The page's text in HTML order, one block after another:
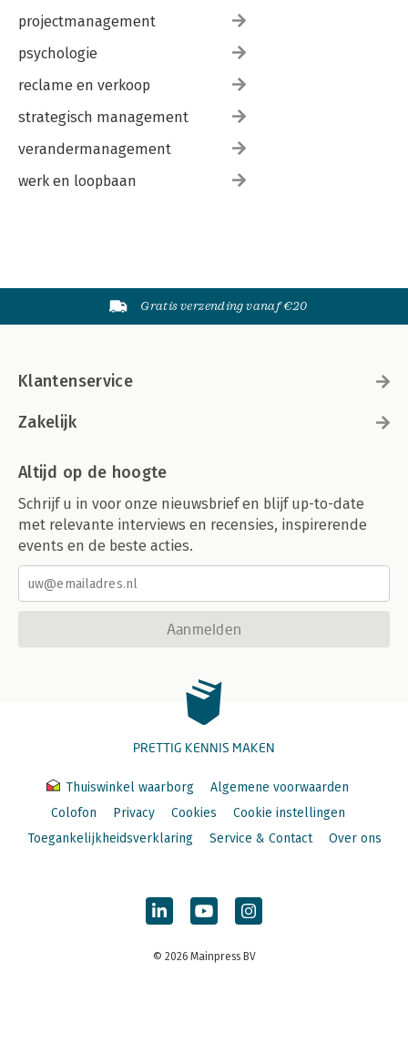
projectmanagement
psychologie
reclame en verkoop
strategisch management
verandermanagement
werk en loopbaan
Gratis verzending vanaf €20
Klantenservice
Zakelijk
Altijd op de hoogte
Schrijf u in voor onze nieuwsbrief en blijf up-to-date
met relevante interviews en recensies, inspirerende
events en de beste acties.
Aanmelden
PRETTIG KENNIS MAKEN
Thuiswinkel waarborg
Algemene voorwaarden
Colofon
Privacy Cookies
Cookie instellingen
Toegankelijkheidsverklaring
Service & Contact Over ons
© 2026 Mainpress BV